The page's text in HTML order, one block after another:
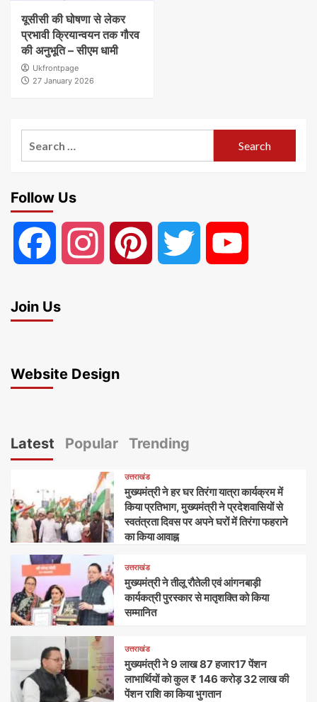
यूसीसी की घोषणा से लेकर
प्रभावी क्रियान्वयन तक गौरव
की अनुभूति – सीएम धामी
Ukfrontpage
27 January 2026
Follow Us
Facebook Instagram Pinterest Twitter
Join Us
Website Design
Latest Popular Trending
उत्तराखंड
मुख्यमंत्री ने हर घर तिरंगा यात्रा कार्यक्रम में
किया प्रतिभाग, मुख्यमंत्री ने प्रदेशवासियों से
स्वतंत्रता दिवस पर अपने घरों में तिरंगा फहराने
का किया आवाह्न
उत्तराखंड
मुख्यमंत्री ने तीलू रौतेली एवं आंगनबाड़ी
कार्यकत्री पुरस्कार से मातृशक्ति को किया
सम्मानित
उत्तराखंड
मुख्यमंत्री ने 9 लाख 87 हजार17 पेंशन
लाभार्थियों को कुल ₹ 146 करोड़ 32 लाख की
पेंशन राशि का किया भुगतान